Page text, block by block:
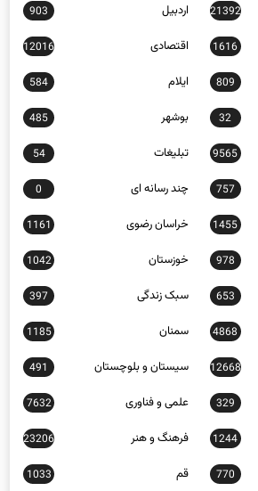
21392 اردبیل 903
1616 اقتصادی 12016
809 ایلام 584
32 بوشهر 485
9565 تبلیغات 54
757 چند رسانه ای 0
1455 خراسان رضوی 1161
978 خوزستان 1042
653 سبک زندگی 397
4868 سمنان 1185
12668 سیستان و بلوچستان 491
329 علمی و فناوری 7632
1244 فرهنگ و هنر 23206
770 قم 1033